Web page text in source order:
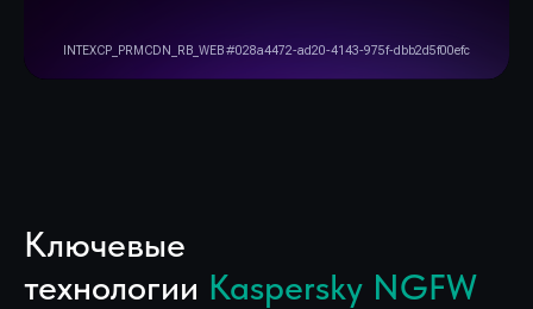
Ключевые
технологии Kaspersky NGFW